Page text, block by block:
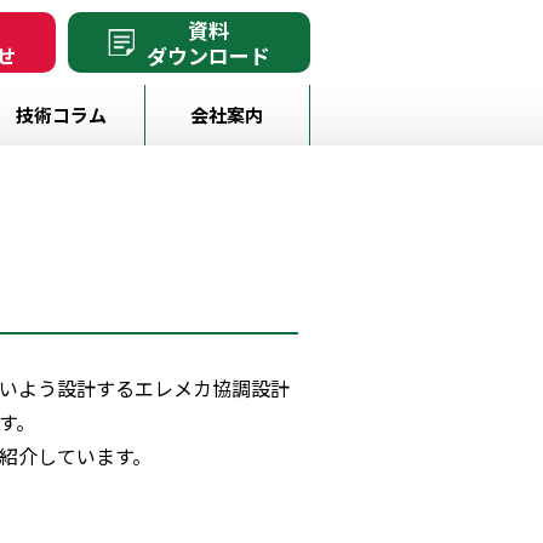
資料
ダウンロード
技術コラム 会社案内
よう設計するエレメカ協調設計
介しています。